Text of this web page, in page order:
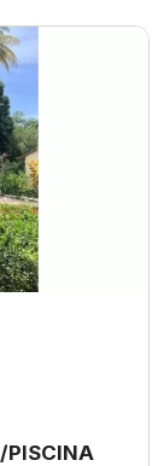
PISCINA